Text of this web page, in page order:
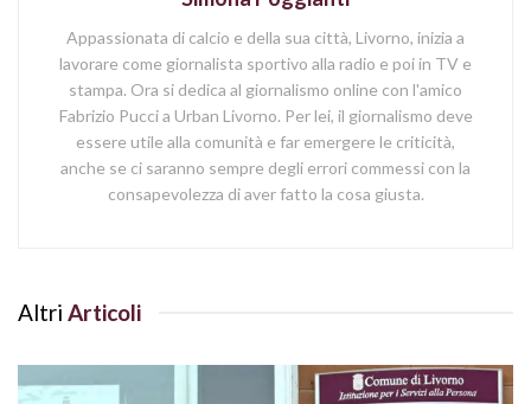
Appassionata di calcio e della sua città, Livorno, inizia a
lavorare come giornalista sportivo alla radio e poi in TV e
stampa. Ora si dedica al giornalismo online con l'amico
Fabrizio Pucci a Urban Livorno. Per lei, il giornalismo deve
essere utile alla comunità e far emergere le criticità,
anche se ci saranno sempre degli errori commessi con la
consapevolezza di aver fatto la cosa giusta.
Altri Articoli